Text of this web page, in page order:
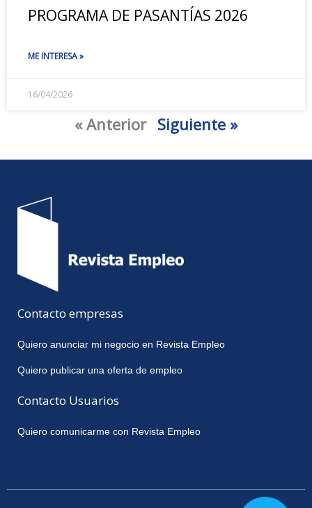
PROGRAMA DE PASANTÍAS 2026
ME INTERESA »
16/04/2026
« Anterior Siguiente »
Contacto empresas
Quiero anunciar mi negocio en Revista Empleo
Quiero publicar una oferta de empleo
Contacto Usuarios
Quiero comunicarme con Revista Empleo